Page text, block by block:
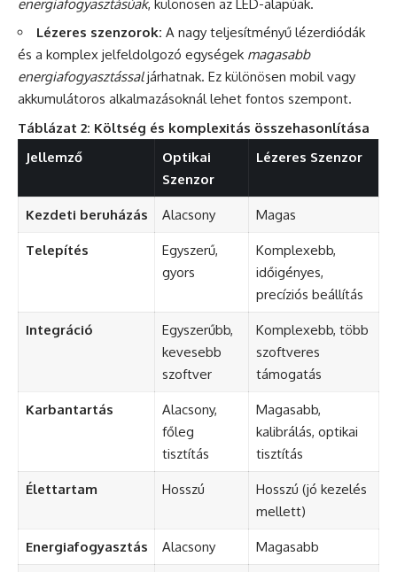
energiafogyasztásúak, különösen az LED-alapúak.
Lézeres szenzorok: A nagy teljesítményű lézerdiódák
és a komplex jelfeldolgozó egységek magasabb
energiafogyasztássaljárhatnak. Ez különösen mobil vagy
akkumulátoros alkalmazásoknál lehet fontos szempont.
Táblázat 2: Költség és komplexitás összehasonlítása
Jellemző
Optikai
Szenzor
Lézeres Szenzor
Kezdeti beruházás Alacsony Magas
Telepítés
Egyszerű,
gyors
Komplexebb,
időigényes,
precíziós beállítás
Integráció
Egyszerűbb,
kevesebb
szoftver
Komplexebb, több
szoftveres
támogatás
Karbantartás
Alacsony,
főleg
tisztítás
Magasabb,
kalibrálás, optikai
tisztítás
Élettartam Hosszú
Hosszú (jó kezelés
mellett)
Energiafogyasztás Alacsony Magasabb